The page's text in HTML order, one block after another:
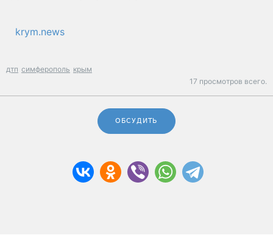
krym.news
дтп симферополь крым
17 просмотров всего.
ОБСУДИТЬ